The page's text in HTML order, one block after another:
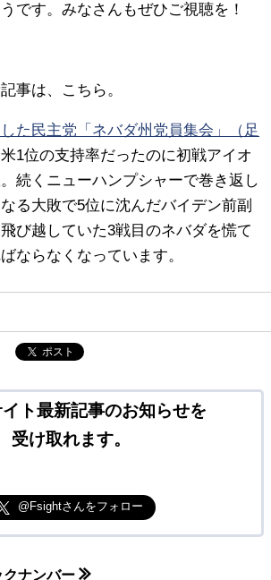
です。みなさんもぜひご視聴を！
事は、こちら。
た民主党「ネバダ州党員集会」（足
1位の支持率だったのに初戦アイオ
続くニューハンプシャーで巻き返し
る大敗で5位に沈んだバイデン前副
び越していた3戦目のネバダを慌て
ならなくなっています。
ポスト
ト最新記事のお知らせを
受け取れます。
@Fsightさんをフォロー
クナンバー